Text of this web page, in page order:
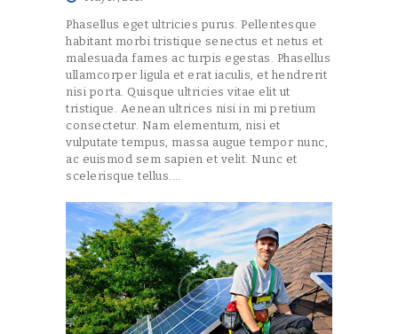
Phasellus eget ultricies purus. Pellentesque
habitant morbi tristique senectus et netus et
malesuada fames ac turpis egestas. Phasellus
ullamcorper ligula et erat iaculis, et hendrerit
nisi porta. Quisque ultricies vitae elit ut
tristique. Aenean ultrices nisi in mi pretium
consectetur. Nam elementum, nisi et
vulputate tempus, massa augue tempor nunc,
ac euismod sem sapien et velit. Nunc et
scelerisque tellus.…